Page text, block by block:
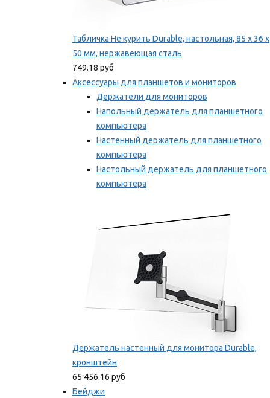
Табличка Не курить Durable, настольная, 85 x 36 x
50 мм, нержавеющая сталь
749.18 руб
Аксессуары для планшетов и мониторов
Держатели для мониторов
Напольный держатель для планшетного
компьютера
Настенный держатель для планшетного
компьютера
Настольный держатель для планшетного
компьютера
Держатель настенный для монитора Durable,
кронштейн
65 456.16 руб
Бейджи